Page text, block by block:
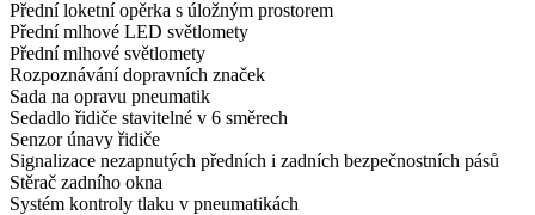
Přední loketní opěrka s úložným prostorem
Přední mlhové LED světlomety
Přední mlhové světlomety
Rozpoznávání dopravních značek
Sada na opravu pneumatik
Sedadlo řidiče stavitelné v 6 směrech
Senzor únavy řidiče
Signalizace nezapnutých předních i zadních bezpečnostních pásů
Stěrač zadního okna
Systém kontroly tlaku v pneumatikách